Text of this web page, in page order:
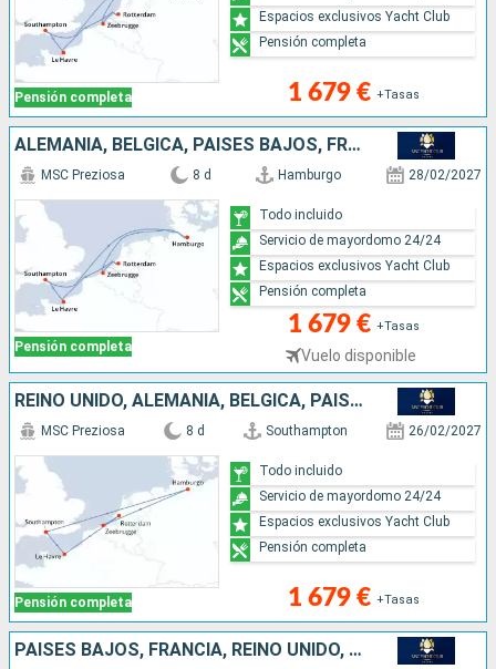
Pensión completa 1 679 € +Tasas
Espacios exclusivos Yacht Club
Pensión completa
ALEMANIA, BÉLGICA, PAISES BAJOS, FRANCIA, REINO UNIDO
Pensión completa
MSC Preziosa 8 d Hamburgo 28/02/2027
1 679 € +Tasas
Vuelo disponible
Todo incluido
Servicio de mayordomo 24/24
Espacios exclusivos Yacht Club
Pensión completa
REINO UNIDO, ALEMANIA, BÉLGICA, PAISES BAJOS, FRANCIA
Pensión completa
MSC Preziosa 8 d Southampton 26/02/2027
1 679 € +Tasas
Todo incluido
Servicio de mayordomo 24/24
Espacios exclusivos Yacht Club
Pensión completa
PAISES BAJOS, FRANCIA, REINO UNIDO, ALEMANIA